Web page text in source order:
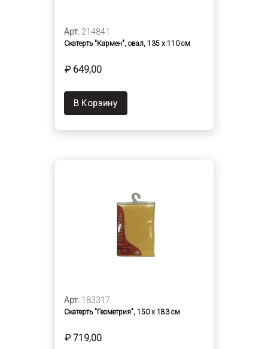
Арт. 214841
Скатерть "Кармен", овал, 135 х 110 см
₽ 649,00
В Корзину
Арт. 183317
Скатерть "Геометрия", 150 х 183 см
₽ 719,00